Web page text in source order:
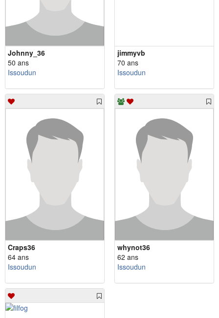
Johnny_36
50 ans
Issoudun
jimmyvb
70 ans
Issoudun
Craps36
64 ans
Issoudun
whynot36
62 ans
Issoudun